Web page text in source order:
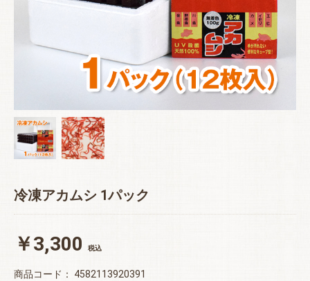
冷凍アカムシ 1パック
￥3,300 税込
商品コード： 4582113920391